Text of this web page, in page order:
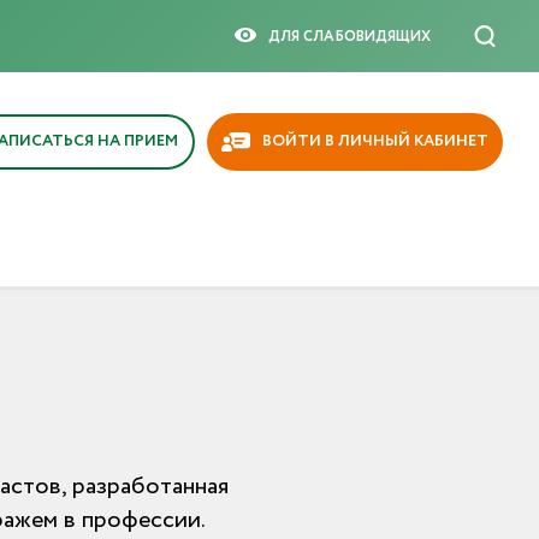
ДЛЯ СЛАБОВИДЯЩИX
НА ПРИЕМ ВОЙТИ В ЛИЧНЫЙ КАБИНЕТ
разработанная
в профессии.